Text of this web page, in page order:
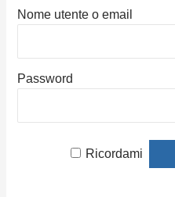
Nome utente o email
Password
Ricordami